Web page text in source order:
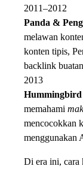
2011–2012
Panda &
melawan
konten tipis,
backlink
2013
Hummingbird
memahami
mencocokkan
menggunakan
Di era ini, cara